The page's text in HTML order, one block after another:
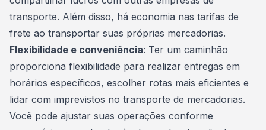
transporte. Além disso, há economia nas tarifas de
frete ao transportar suas próprias mercadorias.
Flexibilidade e conveniência: Ter um caminhão
proporciona flexibilidade para realizar entregas em
horários específicos, escolher rotas mais eficientes e
lidar com imprevistos no transporte de mercadorias.
Você pode ajustar suas operações conforme